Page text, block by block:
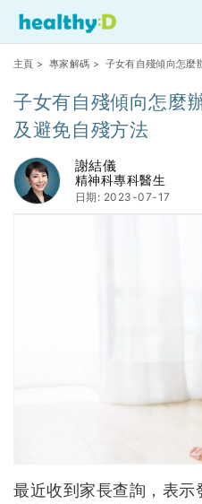
主頁 > 專家解碼 > 子女有自殘傾向怎
子女有自殘傾向怎麼
及避免自殘方法
謝結儀
精神科專科醫生
日期: 2023-07-17
最近收到家長查詢，表